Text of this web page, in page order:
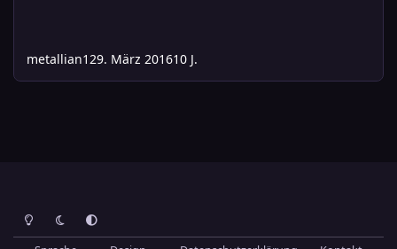
metallian129. März 201610 J.
Heller ModusDunkler ModusSystemeinstellung